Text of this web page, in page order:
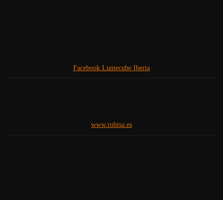
Facebook Lumecube Iberia
www.robisa.es